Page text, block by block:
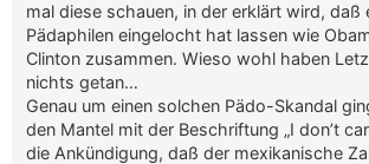
mal diese schauen, in der erklärt wird, daß
Pädaphilen eingelocht hat lassen wie
Clinton zusammen. Wieso wohl haben
nichts getan…
Genau um einen solchen Pädo-Skandal
den Mantel mit der Beschriftung „I don’t
die Ankündigung, daß der mexikanische